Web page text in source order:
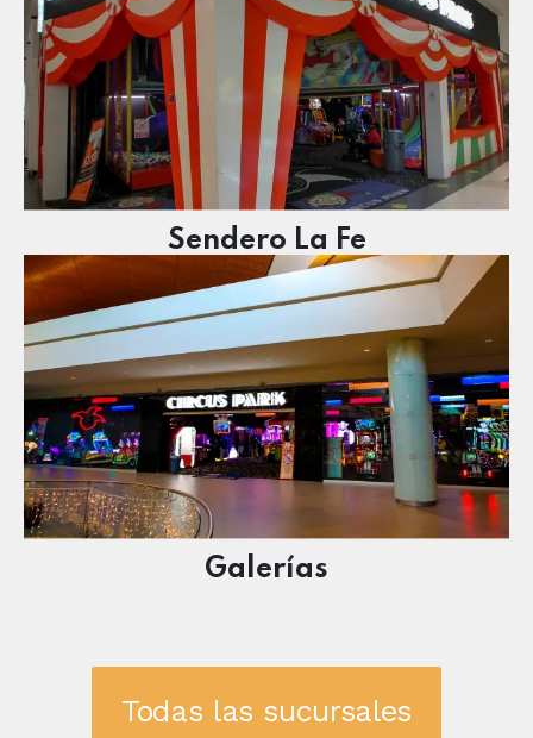
Sendero La Fe
Galerías
Todas las sucursales